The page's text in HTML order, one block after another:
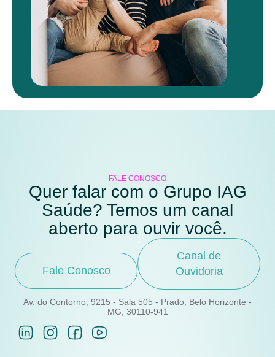
FALE CONOSCO
Quer falar com o Grupo IAG
Saúde? Temos um canal
aberto para ouvir você.
Fale Conosco
Canal de
Ouvidoria
Av. do Contorno, 9215 - Sala 505 - Prado, Belo Horizonte -
MG, 30110-941